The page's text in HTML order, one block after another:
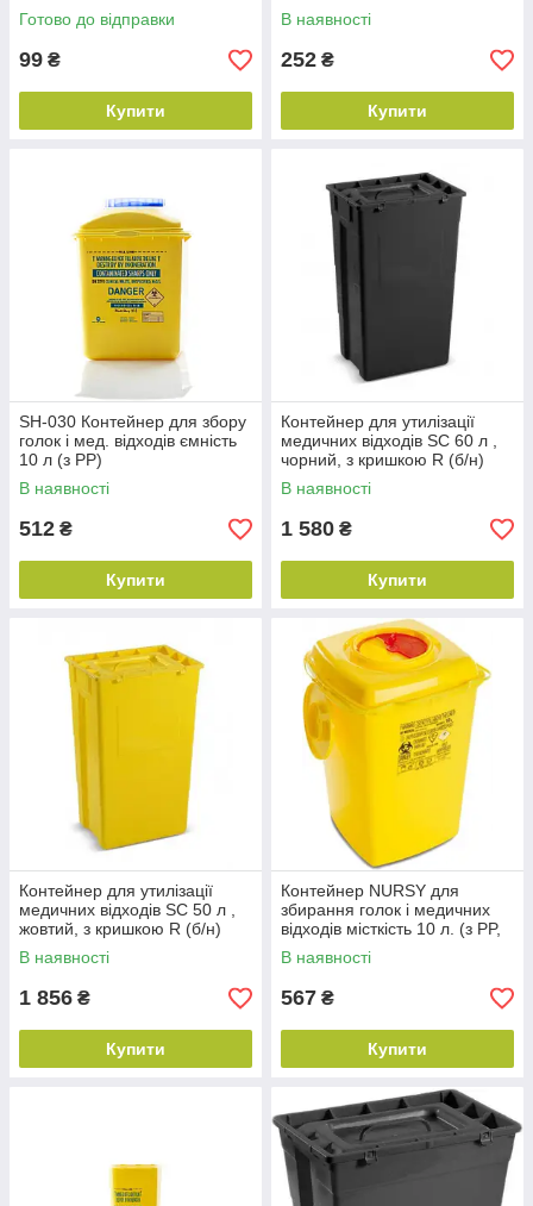
Готово до відправки
99 ₴
Купити
В наявності
252 ₴
Купити
SH-030 Контейнер для збору
голок і мед. відходів ємність
10 л (з PP)
В наявності
512 ₴
Купити
Контейнер для утилізації
медичних відходів SC 60 л ,
чорний, з кришкою R (б/н)
В наявності
1 580 ₴
Купити
Контейнер для утилізації
медичних відходів SC 50 л ,
жовтий, з кришкою R (б/н)
В наявності
1 856 ₴
Купити
Контейнер NURSY для
збирання голок і медичних
відходів місткість 10 л. (з PP,
квадратний)
В наявності
567 ₴
Купити